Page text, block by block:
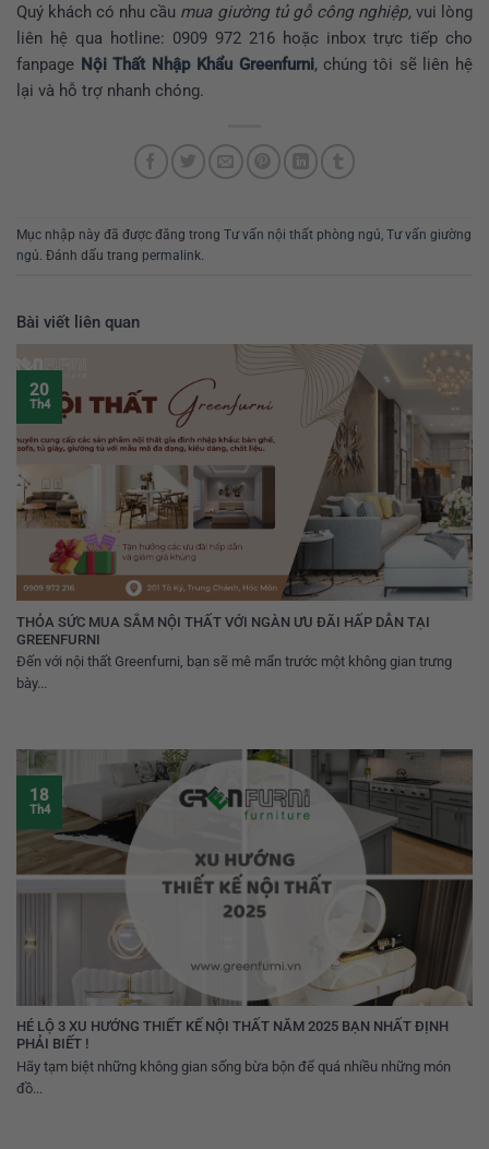
Quý khách có nhu cầu mua giường tủ gỗ công nghiệp, vui lòng
liên hệ qua hotline: 0909 972 216 hoặc inbox trực tiếp cho
fanpage Nội Thất Nhập Khẩu Greenfurni, chúng tôi sẽ liên hệ
lại và hỗ trợ nhanh chóng.
Mục nhập này đã được đăng trong Tư vấn nội thất phòng ngủ, Tư vấn giường
ngủ. Đánh dấu trang permalink.
Bài viết liên quan
THỎA SỨC MUA SẮM NỘI THẤT VỚI NGÀN ƯU ĐÃI HẤP DẪN TẠI
GREENFURNI
Đến với nội thất Greenfurni, bạn sẽ mê mẩn trước một không gian trưng
bày...
20
Th4
HÉ LỘ 3 XU HƯỚNG THIẾT KẾ NỘI THẤT NĂM 2025 BẠN NHẤT ĐỊNH
PHẢI BIẾT !
Hãy tạm biệt những không gian sống bừa bộn để quá nhiều những món
đồ...
18
Th4